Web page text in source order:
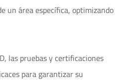
un área específica, optimizando
las pruebas y certificaciones
para garantizar su